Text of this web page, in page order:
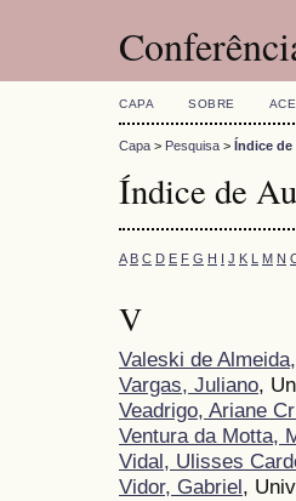
CAPA SOBRE
Capa > Pesquisa > Índice
Índice de
A B C D E F G H I J K L M N
V
Valeski de
Vargas, Juliano,
Veadrigo, Ariane
Ventura da Motta,
Vidal, Ulisses
Vidor, Gabriel,